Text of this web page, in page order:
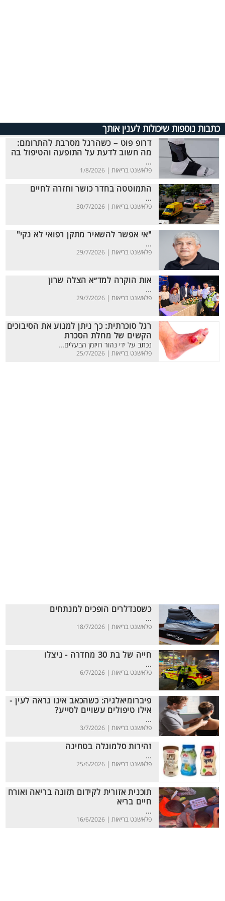
כתבות נוספות שיכולות לענין אותך
דרופ פוט – כשהרגל מסרבת להתרומם:
מה חשוב לדעת על התופעה והטיפול בה
...
פלאשנט בריאות | 1/8/2026
התמוטטה בחדר כושר וחזרה לחיים
...
פלאשנט בריאות | 30/7/2026
"אי אפשר להשאיר מתקן רפואי לא נקי"
...
פלאשנט בריאות | 29/7/2026
אות הוקרה למד״א הצלה שרון
...
פלאשנט בריאות | 29/7/2026
רגל סוכרתית: כך ניתן למנוע את הסיבוכים
הקשים של מחלת הסכרת
נכתב על ידי נהור רויזמן הבעלים...
פלאשנט בריאות | 25/7/2026
כשסנדלרים הופכים למנתחים
...
פלאשנט בריאות | 18/7/2026
חייה של בת 30 מחדרה - ניצלו
...
פלאשנט בריאות | 6/7/2026
פיברומיאלגיה: כשהכאב אינו נראה לעין -
אילו טיפולים עשויים לסייע?
...
פלאשנט בריאות | 3/7/2026
זהירות סלמונלה בטחינה
...
פלאשנט בריאות | 25/6/2026
תוכנית אזורית לקידום תזונה בריאה ואורח
חיים בריא
...
פלאשנט בריאות | 16/6/2026